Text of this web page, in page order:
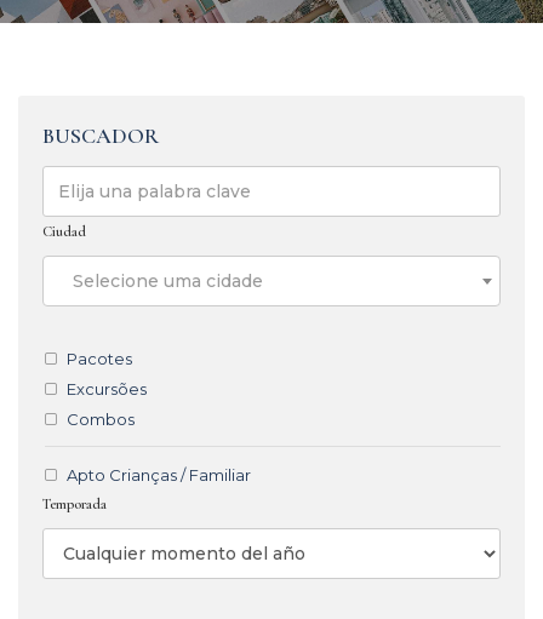
BUSCADOR
Ciudad
Selecione uma cidade
Pacotes
Excursões
Combos
Apto Crianças / Familiar
Temporada